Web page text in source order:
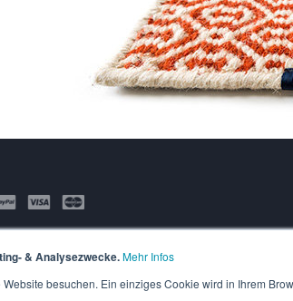
& Analysezwecke.Mehr Infos
besuchen. Ein einziges Cookie wird in Ihrem